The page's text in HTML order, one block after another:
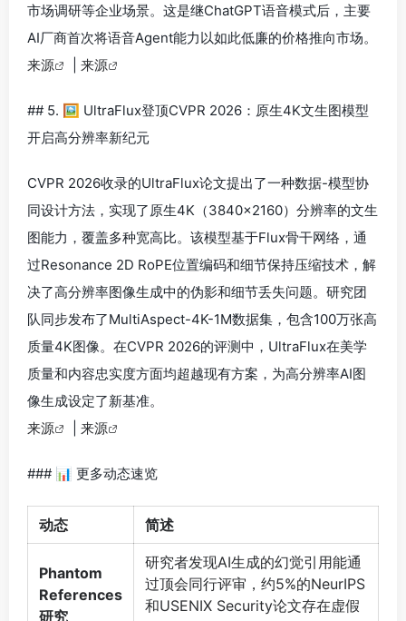
市场调研等企业场景。这是继ChatGPT语音模式后，主要
AI厂商首次将语音Agent能力以如此低廉的价格推向市场。
来源
来源
## 5. 🖼️ UltraFlux登顶CVPR 2026：原生4K文生图模型
开启高分辨率新纪元
CVPR 2026收录的UltraFlux论文提出了一种数据-模型协
同设计方法，实现了原生4K（3840×2160）分辨率的文生
图能力，覆盖多种宽高比。该模型基于Flux骨干网络，通
过Resonance 2D RoPE位置编码和细节保持压缩技术，解
决了高分辨率图像生成中的伪影和细节丢失问题。研究团
队同步发布了MultiAspect-4K-1M数据集，包含100万张高
质量4K图像。在CVPR 2026的评测中，UltraFlux在美学
质量和内容忠实度方面均超越现有方案，为高分辨率AI图
像生成设定了新基准。
来源
来源
### 📊 更多动态速览
动态 简述
Phantom
References
研究
研究者发现AI生成的幻觉引用能通
过顶会同行评审，约5%的NeurIPS
和USENIX Security论文存在虚假